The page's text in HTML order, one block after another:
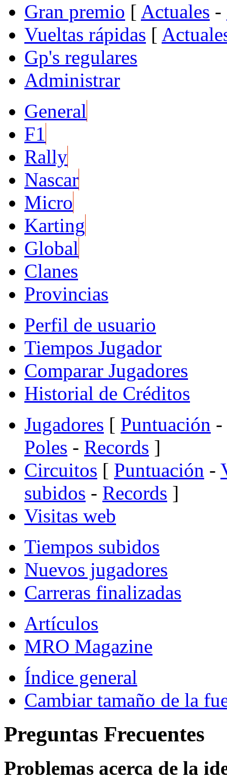
Gran premio [ Actuales -
Vueltas rápidas [
Gp's regulares
Administrar
General
F1
Rally
Nascar
Micro
Karting
Global
Clanes
Provincias
Perfil de usuario
Tiempos Jugador
Comparar Jugadores
Historial de Créditos
Jugadores [ Puntuación -
Poles - Records ]
Circuitos [ Puntuación -
subidos - Records ]
Visitas web
Tiempos subidos
Nuevos jugadores
Carreras finalizadas
Artículos
MRO Magazine
Índice general
Cambiar tamaño de la
Preguntas Frecuentes
Problemas acerca de la